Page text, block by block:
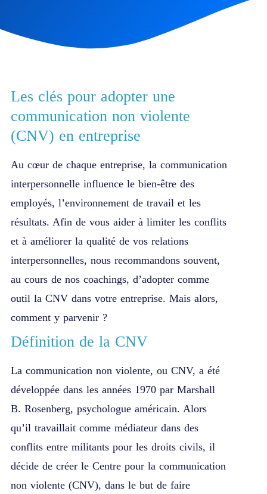
Les clés pour adopter une
communication non violente
(CNV) en entreprise
Au cœur de chaque entreprise, la communication
interpersonnelle influence le bien-être des
employés, l’environnement de travail et les
résultats. Afin de vous aider à limiter les conflits
et à améliorer la qualité de vos relations
interpersonnelles, nous recommandons souvent,
au cours de nos coachings, d’adopter comme
outil la CNV dans votre entreprise. Mais alors,
comment y parvenir ?
Définition de la CNV
La communication non violente, ou CNV, a été
développée dans les années 1970 par Marshall
B. Rosenberg, psychologue américain. Alors
qu’il travaillait comme médiateur dans des
conflits entre militants pour les droits civils, il
décide de créer le Centre pour la communication
non violente (CNV), dans le but de faire